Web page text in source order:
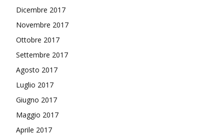
Dicembre 2017
Novembre 2017
Ottobre 2017
Settembre 2017
Agosto 2017
Luglio 2017
Giugno 2017
Maggio 2017
Aprile 2017